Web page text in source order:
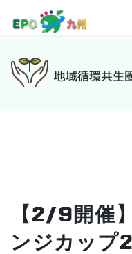
【2/9開催
ンジカップ